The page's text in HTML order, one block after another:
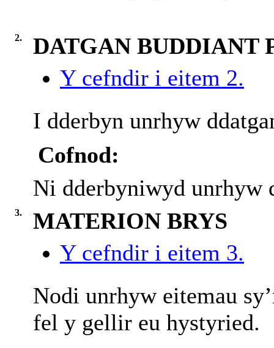
2.
DATGAN BUDDIANT
Y cefndir i eitem 2.
I dderbyn unrhyw
Cofnod:
Ni dderbyniwyd unrhyw
3.
MATERION BRYS
Y cefndir i eitem 3.
Nodi unrhyw eitemau
fel y gellir eu hystyried.